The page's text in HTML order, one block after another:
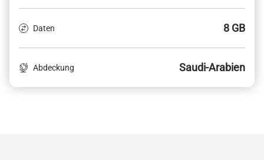
Daten 8 GB
Abdeckung Saudi-Arabien